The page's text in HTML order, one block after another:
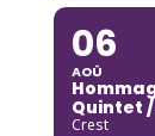
06
AOÛ
Quintet
Crest